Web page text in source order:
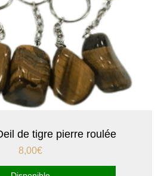
de tigre pierre roulée
8,00€